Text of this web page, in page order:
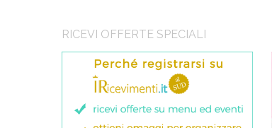
RICEVI OFFERTE SPECIALI